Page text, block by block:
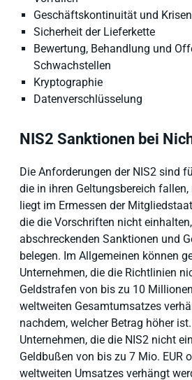
Geschäftskontinuität und
Sicherheit der Lieferkette
Bewertung, Behandlung und
Schwachstellen
Kryptographie
Datenverschlüsselung
NIS2 Sanktionen bei
Die Anforderungen der NIS2 sind
die in ihren Geltungsbereich
liegt im Ermessen der
die die Vorschriften nicht
abschreckenden Sanktionen und
belegen. Im Allgemeinen können
Unternehmen, die die Richtlinien
Geldstrafen von bis zu 10
weltweiten Gesamtumsatzes
nachdem, welcher Betrag höher
Unternehmen, die die NIS2 nicht
Geldbußen von bis zu 7 Mio. EUR
weltweiten Umsatzes verhängt